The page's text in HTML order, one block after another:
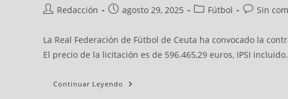
Redacción agosto 29, 2025 Fútbol Sin
La Real Federación de Fútbol de Ceuta ha convocado la
El precio de la licitación es de 596.465,29 euros, IPSI
Continuar Leyendo